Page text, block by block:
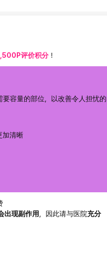
评价积分 ！
容量的部位，以改善令人担忧的
加清晰
出现副作用 ，因此请与医院充分